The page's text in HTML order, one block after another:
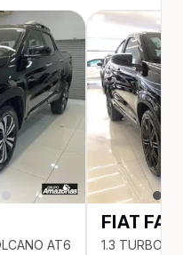
AT6
FIAT
1.3 TURBO